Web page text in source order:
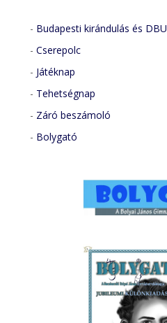
- Budapesti kirándulás és DBU
-Cserepolc
- Játéknap
- Tehetségnap
- Záró beszámoló
- Bolygató